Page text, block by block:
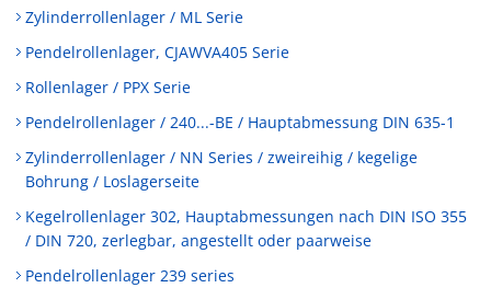
Zylinderrollenlager / ML Serie
Pendelrollenlager, CJAWVA405 Serie
Rollenlager / PPX Serie
Pendelrollenlager / 240...-BE / Hauptabmessung DIN 635-1
Zylinderrollenlager / NN Series / zweireihig / kegelige
Bohrung / Loslagerseite
Kegelrollenlager 302, Hauptabmessungen nach DIN ISO 355
/ DIN 720, zerlegbar, angestellt oder paarweise
Pendelrollenlager 239 series